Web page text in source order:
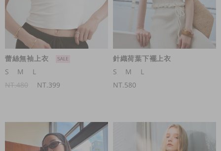
蕾絲無袖上衣
S
M
L
NT.480
NT.399
針織荷葉下襬上衣
S
M
L
NT.580